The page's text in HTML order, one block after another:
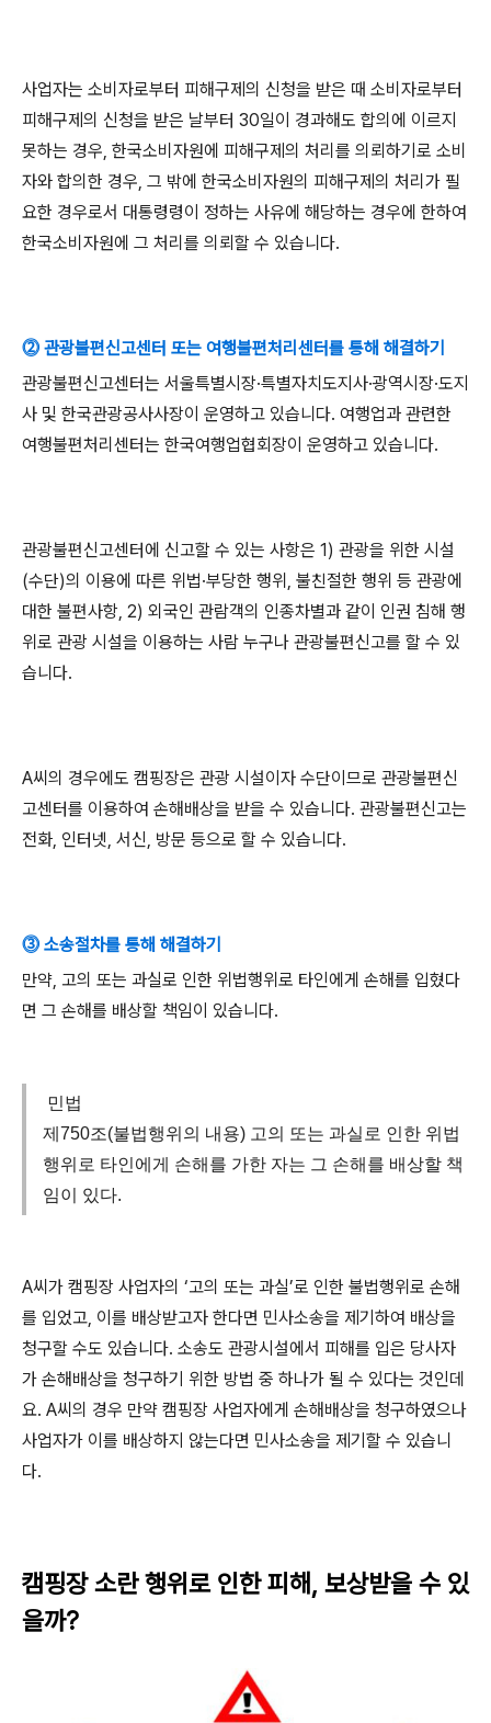
사업자는 소비자로부터 피해구제의 신청을 받은 때 소비자로부터
피해구제의 신청을 받은 날부터 30일이 경과해도 합의에 이르지
못하는 경우, 한국소비자원에 피해구제의 처리를 의뢰하기로 소비
자와 합의한 경우, 그 밖에 한국소비자원의 피해구제의 처리가 필
요한 경우로서 대통령령이 정하는 사유에 해당하는 경우에 한하여
한국소비자원에 그 처리를 의뢰할 수 있습니다.
⓶ 관광불편신고센터 또는 여행불편처리센터를 통해 해결하기
관광불편신고센터는 서울특별시장·특별자치도지사·광역시장·도지
사 및 한국관광공사사장이 운영하고 있습니다. 여행업과 관련한
여행불편처리센터는 한국여행업협회장이 운영하고 있습니다.
관광불편신고센터에 신고할 수 있는 사항은 1) 관광을 위한 시설
(수단)의 이용에 따른 위법·부당한 행위 , 불친절한 행위 등 관광에
대한 불편사항, 2) 외국인 관람객의 인종차별과 같이 인권 침해 행
위로 관광 시설을 이용하는 사람 누구나 관광불편신고를 할 수 있
습니다.
A씨의 경우에도 캠핑장은 관광 시설이자 수단이므로 관광불편신
고센터를 이용하여 손해배상을 받을 수 있습니다. 관광불편신고는
전화, 인터넷, 서신, 방문 등으로 할 수 있습니다.
⓷ 소송절차를 통해 해결하기
만약, 고의 또는 과실로 인한 위법행위로 타인에게 손해를 입혔다
면 그 손해를 배상할 책임이 있습니다.
민법
제750조(불법행위의 내용) 고의 또는 과실로 인한 위법
행위로 타인에게 손해를 가한 자는 그 손해를 배상할 책
임이 있다.
A씨가 캠핑장 사업자의 ‘고의 또는 과실’로 인한 불법행위로 손해
를 입었고, 이를 배상받고자 한다면 민사소송을 제기하여 배상을
청구할 수도 있습니다. 소송도 관광시설에서 피해를 입은 당사자
가 손해배상을 청구하기 위한 방법 중 하나가 될 수 있다는 것인데
요. A씨의 경우 만약 캠핑장 사업자에게 손해배상을 청구하였으나
사업자가 이를 배상하지 않는다면 민사소송을 제기할 수 있습니
다.
캠핑장 소란 행위로 인한 피해, 보상받을 수 있
을까?